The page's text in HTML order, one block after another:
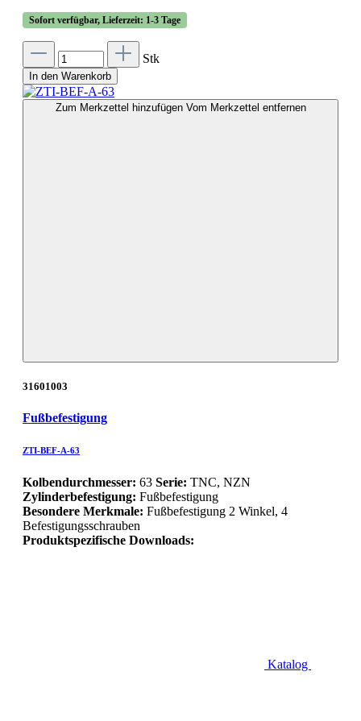
Sofort verfügbar, Lieferzeit: 1-3 Tage
Stk
In den Warenkorb
Zum Merkzettel hinzufügen Vom Merkzettel entfernen
31601003
Fußbefestigung
ZTI-BEF-A-63
Kolbendurchmesser: 63 Serie: TNC, NZN
Zylinderbefestigung: Fußbefestigung
Besondere Merkmale: Fußbefestigung 2 Winkel, 4
Befestigungsschrauben
Produktspezifische Downloads:
Katalog